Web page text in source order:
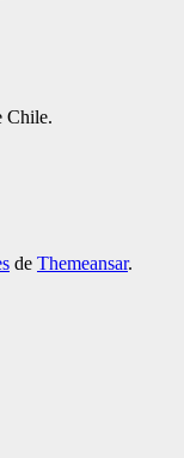
Chile.
de Themeansar.